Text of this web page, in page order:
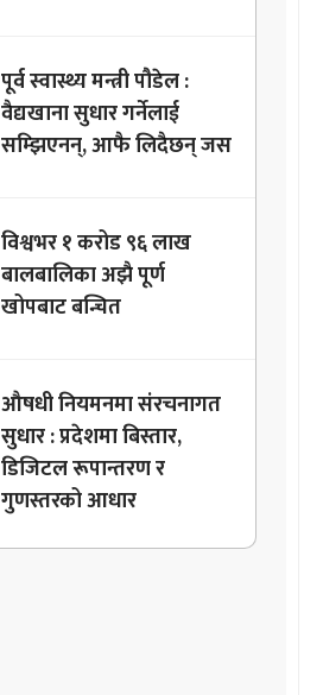
पूर्व स्वास्थ्य मन्त्री पौडेल :
वैद्यखाना सुधार गर्नेलाई
सम्झिएनन्, आफै लिदैछन् जस
विश्वभर १ करोड ९६ लाख
बालबालिका अझै पूर्ण
खोपबाट बन्चित
औषधी नियमनमा संरचनागत
सुधार : प्रदेशमा बिस्तार,
डिजिटल रूपान्तरण र
गुणस्तरको आधार